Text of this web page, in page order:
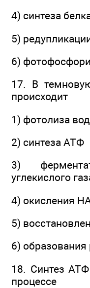
4) синтеза
5)
6)
17. В
происходит
1) фотолиза
2) синтеза АТФ
3)
углекислого
4) окисления
5)
6)
18. Синтез
процессе